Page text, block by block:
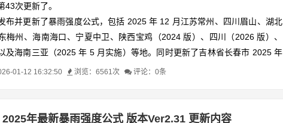
43次更新了。
布并更新了暴雨强度公式，包括 2025 年 12 月江苏常州、四川眉山、湖北
梅州、海南海口、宁夏中卫、陕西宝鸡（2024 版）、四川（2026 版）、
及海南三亚（2025 年 5 月实施）等地。同时更新了吉林省长春市 2025 年
规范了漳州市龙海区名称。这些更新覆盖短历时与长历时公式，明确执行时
01-12 16:32:50 浏览：6561次 评论：0条
2025年最新暴雨强度公式 版本Ver2.31 更新内容